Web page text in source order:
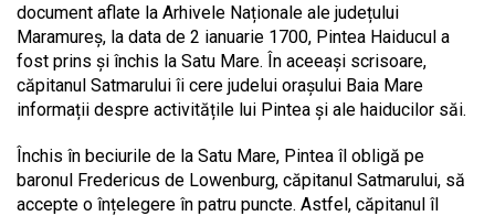
document aflate la Arhivele Naționale ale județului
Maramureș, la data de 2 ianuarie 1700, Pintea Haiducul a
fost prins și închis la Satu Mare. În aceeași scrisoare,
căpitanul Satmarului îi cere judelui orașului Baia Mare
informații despre activitățile lui Pintea și ale haiducilor săi.
Închis în beciurile de la Satu Mare, Pintea îl obligă pe
baronul Fredericus de Lowenburg, căpitanul Satmarului, să
accepte o înțelegere în patru puncte. Astfel, căpitanul îl